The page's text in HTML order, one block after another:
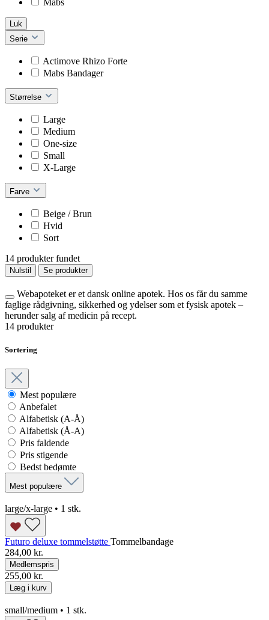
Mabs
Luk
Serie
Actimove Rhizo Forte
Mabs Bandager
Størrelse
Large
Medium
One-size
Small
X-Large
Farve
Beige / Brun
Hvid
Sort
14 produkter fundet
Nulstil Se produkter
Webapoteket er et dansk online apotek. Hos os får du samme
faglige rådgivning, sikkerhed og ydelser som et fysisk apotek –
herunder salg af medicin på recept.
14 produkter
Sortering
Mest populære
Anbefalet
Alfabetisk (A-Å)
Alfabetisk (Å-A)
Pris faldende
Pris stigende
Bedst bedømte
Mest populære
large/x-large • 1 stk.
Futuro deluxe tommelstøtte Tommelbandage
284,00 kr.
Medlemspris
255,00 kr.
Læg i kurv
small/medium • 1 stk.